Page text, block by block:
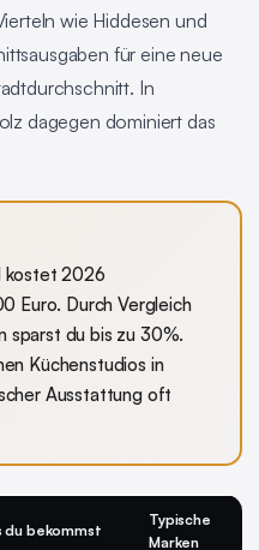
wie Hiddesen und
für eine neue
In
dagegen dominiert das
kostet 2026
Euro. Durch Vergleich
sparst du bis zu 30%.
Küchenstudios in
Ausstattung oft
du bekommst
Typische
Marken